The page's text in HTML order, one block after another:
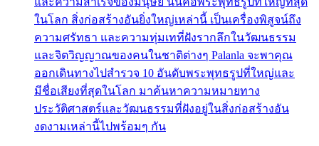
ในโลก สิ่งก่อสร้างอันยิ่งใหญ่เหล่านี้ เป็นเครื่องพิสูจน์ถึง
ความศรัทธา และความทุ่มเทที่ฝังรากลึกในวัฒนธรรม
และจิตวิญญาณของคนในชาติต่างๆ Palanla จะพาคุณ
ออกเดินทางไปสำรวจ 10 อันดับพระพุทธรูปที่ใหญ่และ
มีชื่อเสียงที่สุดในโลก มาค้นหาความหมายทาง
ประวัติศาสตร์และวัฒนธรรมที่ฝังอยู่ในสิ่งก่อสร้างอัน
งดงามเหล่านี้ไปพร้อมๆ กัน